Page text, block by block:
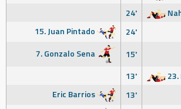
24'
15. Juan Pintado
24'
7. Gonzalo Sena
15'
13'
Eric Barrios
13'